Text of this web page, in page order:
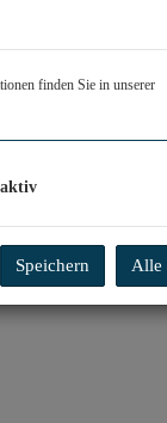
finden Sie in unserer
Speichern Alle